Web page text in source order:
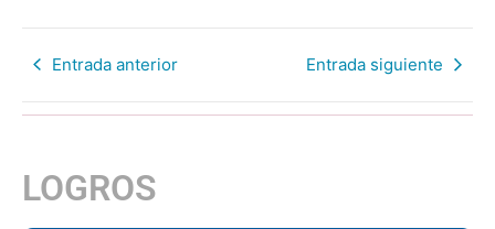
Entrada anterior Entrada siguiente
LOGROS